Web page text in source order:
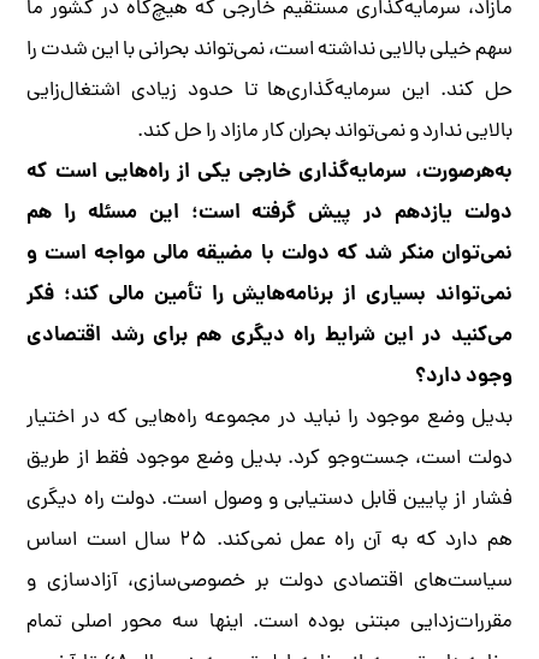
مازاد، سرمایه‌گذاری مستقیم خارجی که هیچ‌گاه در کشور ما
سهم خیلی بالایی نداشته است، نمی‌تواند بحرانی با این شدت را
حل کند. این سرمایه‌گذاری‌ها تا حدود زیادی اشتغال‌زایی
بالایی ندارد و نمی‌تواند بحران کار مازاد را حل کند.
به‌هرصورت، سرمایه‌گذاری خارجی یکی از راه‌هایی است که
دولت یازدهم در پیش گرفته است؛ این مسئله را هم
نمی‌توان منکر شد که دولت با مضیقه مالی مواجه است و
نمی‌تواند بسیاری از برنامه‌هایش را تأمین مالی کند؛ فکر
می‌کنید در این شرایط راه دیگری هم برای رشد اقتصادی
وجود دارد؟
بدیل وضع موجود را نباید در مجموعه راه‌هایی که در اختیار
دولت است، جست‌وجو کرد. بدیل وضع موجود فقط از طریق
فشار از پایین قابل دستیابی و وصول است. دولت راه دیگری
هم دارد که به آن راه عمل نمی‌کند. ۲۵ سال است اساس
سیاست‌های اقتصادی دولت بر خصوصی‌سازی، آزادسازی و
مقررات‌زدایی مبتنی بوده است. اینها سه محور اصلی تمام